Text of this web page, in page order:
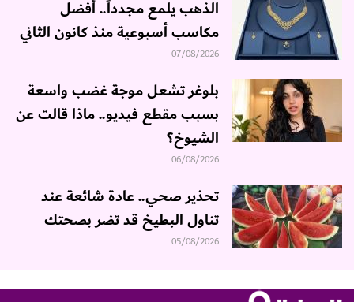
الذهب يلمع مجدداً.. أفضل
مكاسب أسبوعية منذ كانون الثاني
07/08/2026
بلوغر تشعل موجة غضب واسعة
بسبب مقطع فيديو.. ماذا قالت عن
الشيوخ؟
06/08/2026
تحذير صحي.. عادة شائعة عند
تناول البطيخ قد تضر بصحتك
05/08/2026